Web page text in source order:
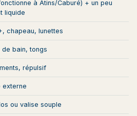
à Atins/Caburé) + un peu
liquide
chapeau, lunettes
de bain, tongs
répulsif
externe
ou valise souple